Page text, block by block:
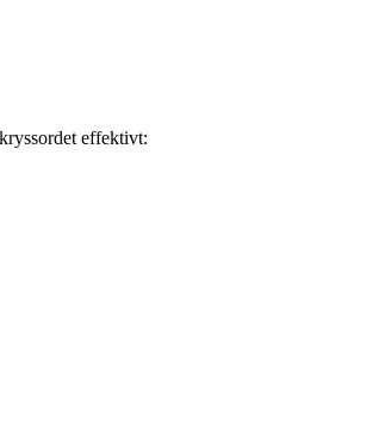
effektivt: